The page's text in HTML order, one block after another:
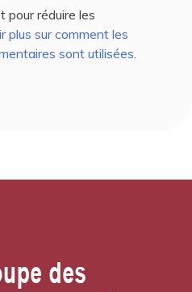
pour réduire les
plus sur comment les
sont utilisées